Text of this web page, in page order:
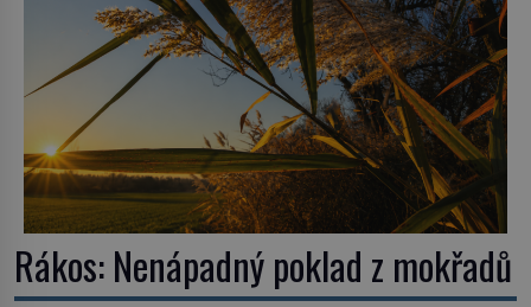
Rákos: Nenápadný poklad z mokřadů